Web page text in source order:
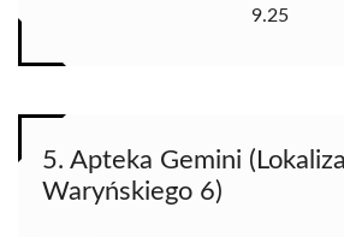
9.25
5. Apteka Gemini
Waryńskiego 6)